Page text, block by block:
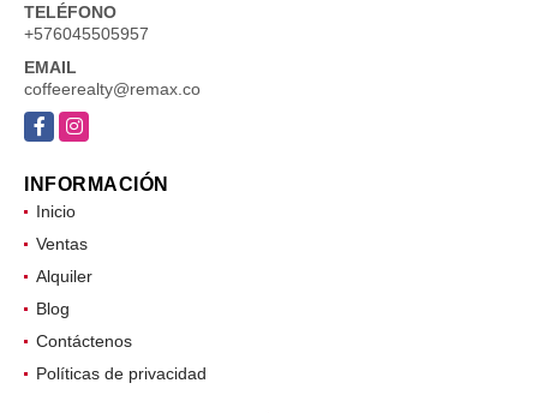
TELÉFONO
+576045505957
EMAIL
coffeerealty@remax.co
FacebookInstagram
INFORMACIÓN
Inicio
Ventas
Alquiler
Blog
Contáctenos
Políticas de privacidad